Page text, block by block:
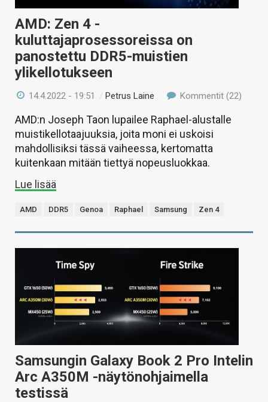
AMD: Zen 4 -
kuluttajaprosessoreissa on
panostettu DDR5-muistien
ylikellotukseen
14.4.2022 - 19:51 /Petrus Laine Kommentit (22)
AMD:n Joseph Taon lupailee Raphael-alustalle
muistikellotaajuuksia, joita moni ei uskoisi
mahdollisiksi tässä vaiheessa, kertomatta
kuitenkaan mitään tiettyä nopeusluokkaa.
Lue lisää
AMD DDR5 Genoa Raphael Samsung Zen 4
Samsungin Galaxy Book 2 Pro Intelin
Arc A350M -näytönohjaimella
testissä